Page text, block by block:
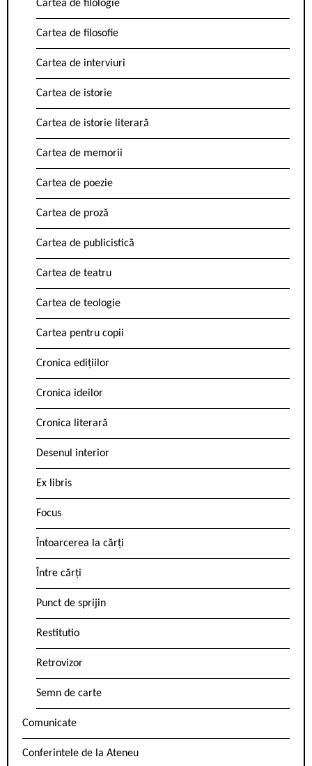
Cartea de filologie
Cartea de filosofie
Cartea de interviuri
Cartea de istorie
Cartea de istorie literară
Cartea de memorii
Cartea de poezie
Cartea de proză
Cartea de publicistică
Cartea de teatru
Cartea de teologie
Cartea pentru copii
Cronica edițiilor
Cronica ideilor
Cronica literară
Desenul interior
Ex libris
Focus
Întoarcerea la cărți
Între cărți
Punct de sprijin
Restitutio
Retrovizor
Semn de carte
Comunicate
Conferintele de la Ateneu